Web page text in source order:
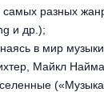
разных
и др.);
в мир
Майкл